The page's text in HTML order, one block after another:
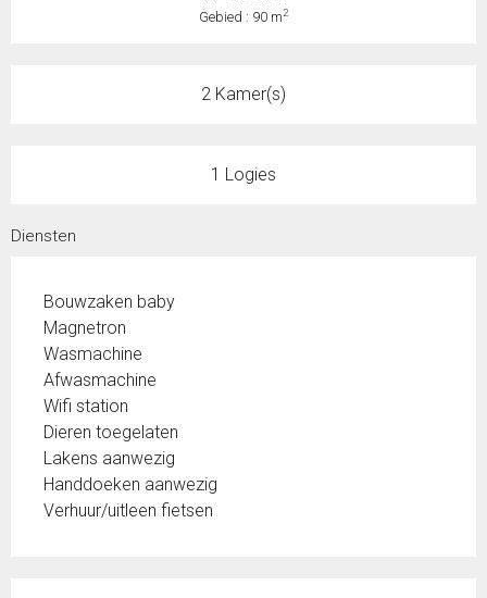
Gebied : 90 m2
2 Kamer(s)
1 Logies
Diensten
Bouwzaken baby
Magnetron
Wasmachine
Afwasmachine
Wifi station
Dieren toegelaten
Lakens aanwezig
Handdoeken aanwezig
Verhuur/uitleen fietsen